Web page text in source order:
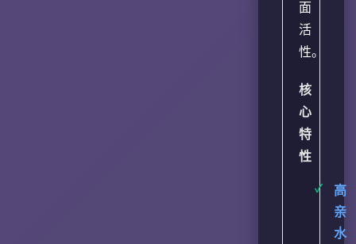
面
活
性。
核
心
特
性
高
亲
水